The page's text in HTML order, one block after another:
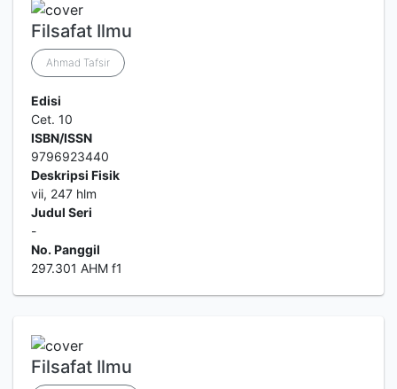
Filsafat Ilmu
Ahmad Tafsir
Edisi
Cet. 10
ISBN/ISSN
9796923440
Deskripsi Fisik
vii, 247 hlm
Judul Seri
-
No. Panggil
297.301 AHM f1
Filsafat Ilmu